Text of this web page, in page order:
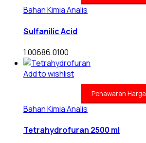
Bahan Kimia Analis
Sulfanilic Acid
1.00686.0100
Add to wishlist
Penawaran Harga
Bahan Kimia Analis
Tetrahydrofuran 2500 ml